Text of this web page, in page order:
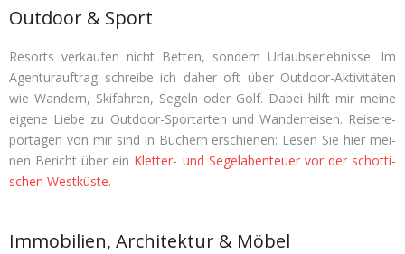
Outdoor & Sport
Resorts ver­kau­fen nicht Bet­ten, son­dern Urlaubs­er­leb­nisse. Im
Agen­tur­auf­trag schreibe ich daher oft über Out­door-Akti­vi­tä­ten
wie Wan­dern, Ski­fah­ren, Segeln oder Golf. Dabei hilft mir meine
eigene Liebe zu Out­door-Sport­ar­ten und Wan­der­rei­sen. Rei­se­re­
por­ta­gen von mir sind in Büchern erschie­nen: Lesen Sie hier mei­
nen Bericht über ein Klet­ter- und Segel­aben­teuer vor der schot­ti­
schen Westküste.
Immobilien, Architektur & Möbel